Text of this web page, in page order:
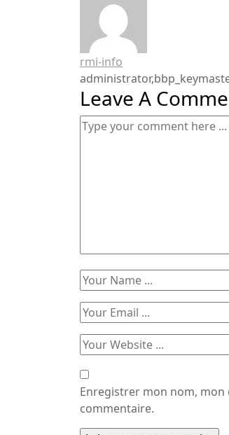
rmi-info
Leave A
Enregistrer mon nom,
commentaire.